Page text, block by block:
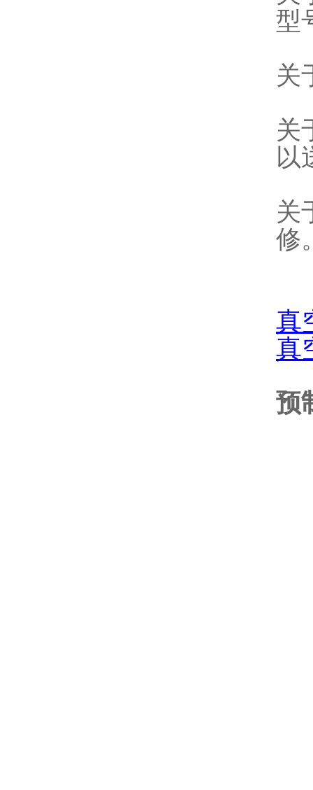
型
关
关
以
关
修
真
真
预